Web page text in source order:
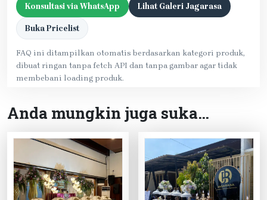
Konsultasi via WhatsApp Lihat Galeri Jagarasa
Buka Pricelist
FAQ ini ditampilkan otomatis berdasarkan kategori produk,
dibuat ringan tanpa fetch API dan tanpa gambar agar tidak
membebani loading produk.
Anda mungkin juga suka…